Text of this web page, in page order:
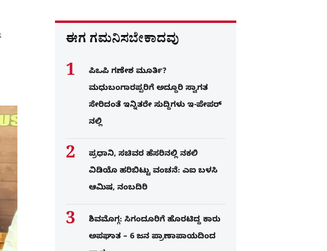
ಈಗ ಗಮನಿಸಬೇಕಾದವು
ಪಿಒಪಿ ಗಣೇಶ ಮೂರ್ತಿ?
ಮಧುಬಂಗಾರಪ್ಪರಿಗೆ ಅದ್ದೂರಿ ಸ್ವಾಗತ
ಸೇರಿದಂತೆ ಇನ್ನಿತರೇ ಸುದ್ದಿಗಳು ಇ-ಪೇಪರ್​
ನಲ್ಲಿ
ಪ್ರಧಾನಿ, ಸಚಿವರ ಹೆಸರಿನಲ್ಲಿ ನಕಲಿ
ವಿಡಿಯೊ ಹರಿಬಿಟ್ಟು ವಂಚನೆ: ಎಐ ಬಳಸಿ
ಆಮಿಷ, ನಂಬದಿರಿ
ಶಿವಮೊಗ್ಗ: ಸಿಗಂದೂರಿಗೆ ಹೊರಟಿದ್ದ ಕಾರು
ಅಪಘಾತ – 6 ಜನ ಪ್ರಾಣಾಪಾಯದಿಂದ